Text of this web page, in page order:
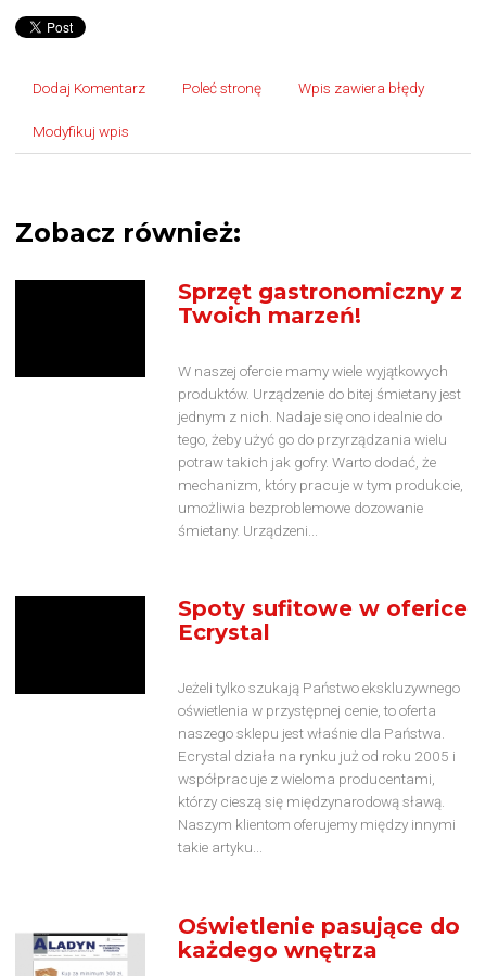
Dodaj Komentarz Poleć stronę Wpis zawiera błędy
Modyfikuj wpis
Zobacz również:
Sprzęt gastronomiczny z
Twoich marzeń!
W naszej ofercie mamy wiele wyjątkowych
produktów. Urządzenie do bitej śmietany jest
jednym z nich. Nadaje się ono idealnie do
tego, żeby użyć go do przyrządzania wielu
potraw takich jak gofry. Warto dodać, że
mechanizm, który pracuje w tym produkcie,
umożliwia bezproblemowe dozowanie
śmietany. Urządzeni...
Spoty sufitowe w oferice
Ecrystal
Jeżeli tylko szukają Państwo ekskluzywnego
oświetlenia w przystępnej cenie, to oferta
naszego sklepu jest właśnie dla Państwa.
Ecrystal działa na rynku już od roku 2005 i
współpracuje z wieloma producentami,
którzy cieszą się międzynarodową sławą.
Naszym klientom oferujemy między innymi
takie artyku...
Oświetlenie pasujące do
każdego wnętrza